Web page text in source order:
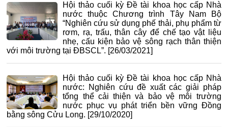
Hội thảo cuối kỳ Đề tài khoa học cấp Nhà
nước thuộc Chương trình Tây Nam Bộ
“Nghiên cứu sử dụng phế thải, phụ phẩm từ
rơm, rạ, trấu, thân cây để chế tạo vật liệu
nhẹ, cấu kiện bảo vệ sông rạch thân thiện
với môi trường tại ĐBSCL”. [26/03/2021]
Hội thảo cuối kỳ Đề tài khoa học cấp Nhà
nước: Nghiên cứu đề xuất các giải pháp
tổng thể cải thiện và bảo vệ môi trường
nước phục vụ phát triển bền vững Đồng
bằng sông Cửu Long. [29/10/2020]